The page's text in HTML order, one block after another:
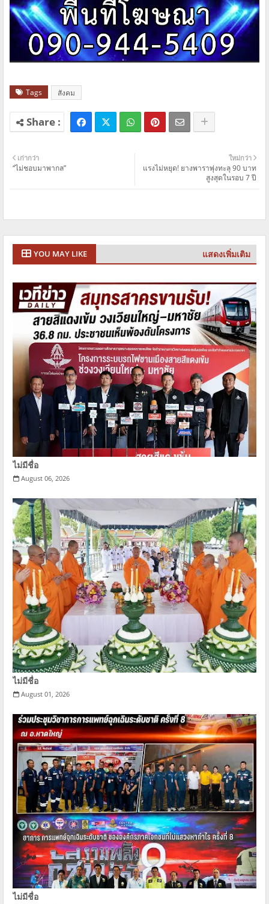
Tags สังคม
ใหม่กว่า
แรงไม่หยุด! ยางพาราพุ่งทะลุ 90 บาท
สูงสุดในรอบ 7 ปี
เก่ากว่า
“ไม่ชอบมาพากล”
YOU MAY LIKE แสดงเพิ่มเติม
ไม่มีชื่อ
August 06, 2026
ไม่มีชื่อ
August 01, 2026
ไม่มีชื่อ